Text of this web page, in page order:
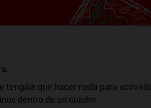
tengáis que hacer nada para
dentro de un cuadro.